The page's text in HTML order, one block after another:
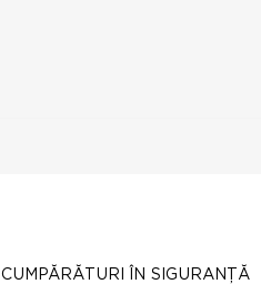
CUMPĂRĂTURI ÎN SIGURANȚĂ